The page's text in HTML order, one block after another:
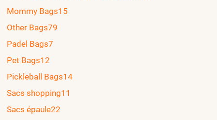
Mommy Bags15
Other Bags79
Padel Bags7
Pet Bags12
Pickleball Bags14
Sacs shopping11
Sacs épaule22